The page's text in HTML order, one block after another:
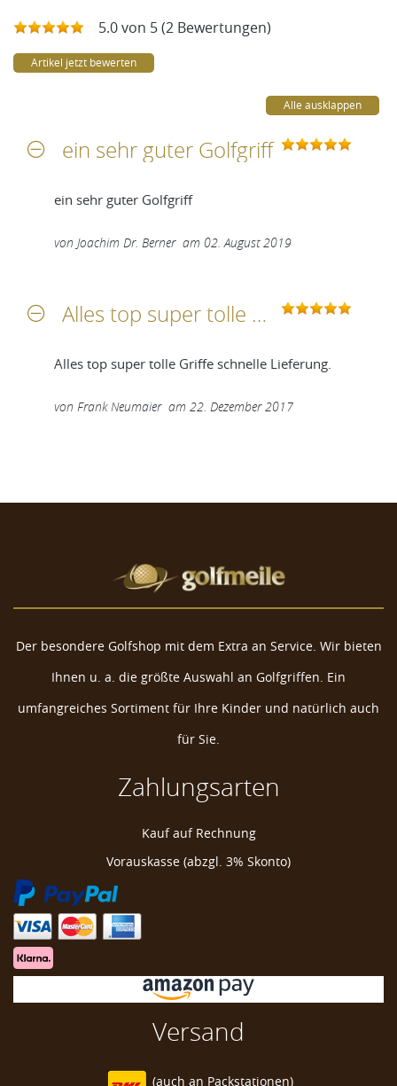
5.0 von 5 (2 Bewertungen)
Artikel jetzt bewerten
Alle ausklappen
ein sehr guter Golfgriff
ein sehr guter Golfgriff
von Joachim Dr. Berneram 02. August 2019
Alles top super tolle Griffe schnelle Lieferung
Alles top super tolle Griffe schnelle Lieferung.
von Frank Neumaieram 22. Dezember 2017
Der besondere Golfshop mit dem Extra an Service. Wir bieten
Ihnen u. a. die größte Auswahl an Golfgriffen. Ein
umfangreiches Sortiment für Ihre Kinder und natürlich auch
für Sie.
Align Golfgriff
Multicompound 4 Lagen Tape
Zahlungsarten
Kauf auf Rechnung
Vorauskasse (abzgl. 3% Skonto)
Versand
(auch an Packstationen)